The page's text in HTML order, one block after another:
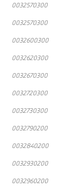
0032570300
0032570300
0032600300
0032620300
0032670300
0032720300
0032730300
0032790200
0032840200
0032930200
0032960200